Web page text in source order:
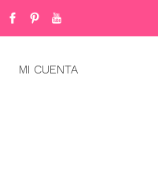
MI CUENTA